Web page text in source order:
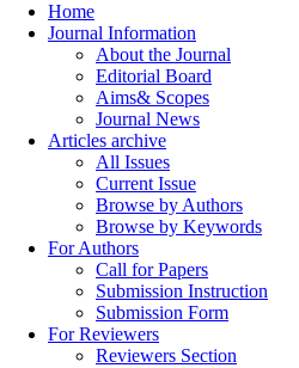
Home
Journal Information
About the Journal
Editorial Board
Aims& Scopes
Journal News
Articles archive
All Issues
Current Issue
Browse by Authors
Browse by Keywords
For Authors
Call for Papers
Submission Instruction
Submission Form
For Reviewers
Reviewers Section